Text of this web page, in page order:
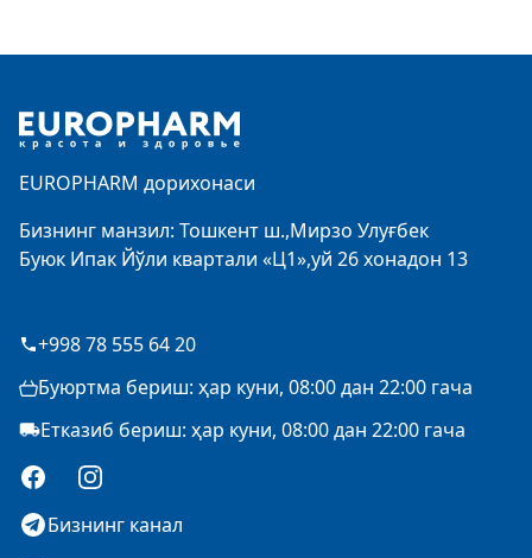
EUROPHARM дорихонаси
Бизнинг манзил: Тошкент ш.,Мирзо Улуғбек
Буюк Ипак Йўли квартали «Ц1»,уй 26 хонадон 13
+998 78 555 64 20
Буюртма бериш: ҳар куни, 08:00 дан 22:00 гача
Етказиб бериш: ҳар куни, 08:00 дан 22:00 гача
FacebookInstagram
Бизнинг канал